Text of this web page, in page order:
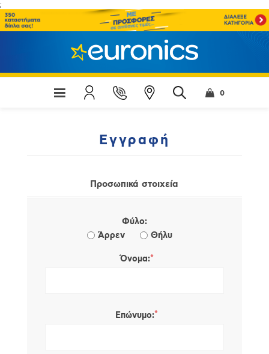
;
0
Εγγραφή
Προσωπικά στοιχεία
Φύλο:
Άρρεν
Θήλυ
Όνομα:*
Επώνυμο:*